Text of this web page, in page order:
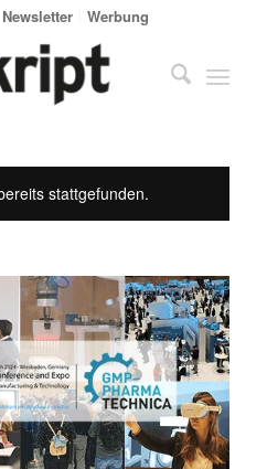
Newsletter Werbung
stattgefunden.